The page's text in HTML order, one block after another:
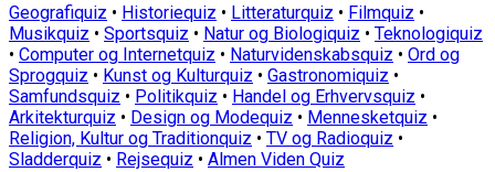
Geografiquiz • Historiequiz • Litteraturquiz • Filmquiz •
Musikquiz • Sportsquiz • Natur og Biologiquiz • Teknologiquiz
• Computer og Internetquiz • Naturvidenskabsquiz • Ord og
Sprogquiz • Kunst og Kulturquiz • Gastronomiquiz •
Samfundsquiz • Politikquiz • Handel og Erhvervsquiz •
Arkitekturquiz • Design og Modequiz • Mennesketquiz •
Religion, Kultur og Traditionquiz • TV og Radioquiz •
Sladderquiz • Rejsequiz • Almen Viden Quiz